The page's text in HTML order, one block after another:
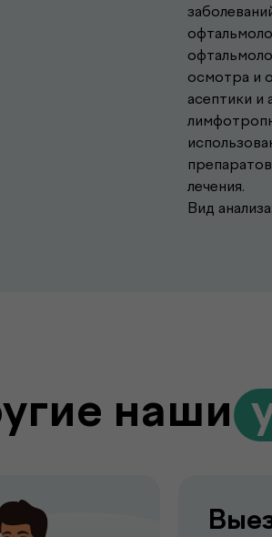
осмотра и
асептики и
лечения.
Вид
наши.